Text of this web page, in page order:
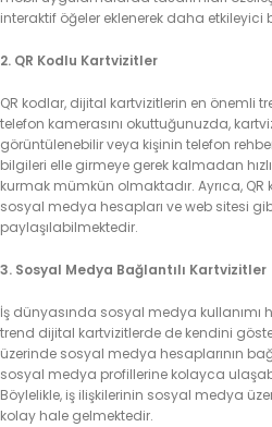
interaktif öğeler eklenerek daha
2. QR Kodlu Kartvizitler
QR kodlar, dijital kartvizitlerin en önemli
telefon kamerasını okuttuğunuzda,
görüntülenebilir veya kişinin telefon
bilgileri elle girmeye gerek kalmadan
kurmak mümkün olmaktadır. Ayrıca,
sosyal medya hesapları ve web sitesi
paylaşılabilmektedir.
3. Sosyal Medya Bağlantılı Kartvizitler
İş dünyasında sosyal medya kullanımı
trend dijital kartvizitlerde de kendini
üzerinde sosyal medya hesaplarının
sosyal medya profillerine kolayca
Böylelikle, iş ilişkilerinin sosyal medya
kolay hale gelmektedir.